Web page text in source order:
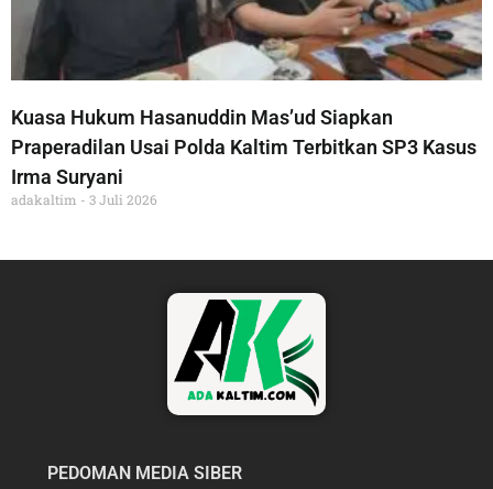
Kuasa Hukum Hasanuddin Mas’ud Siapkan
Praperadilan Usai Polda Kaltim Terbitkan SP3 Kasus
Irma Suryani
adakaltim 3 Juli 2026
PEDOMAN MEDIA SIBER